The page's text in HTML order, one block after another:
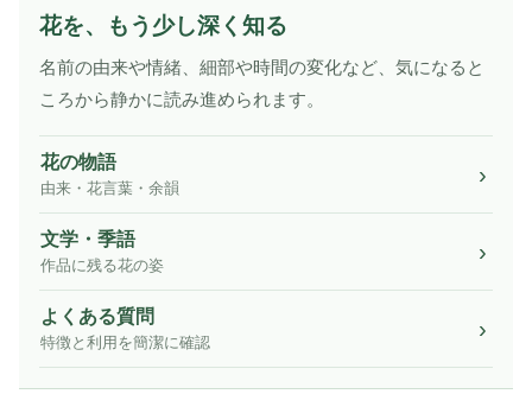
花を、もう少し深く知る
名前の由来や情緒、細部や時間の変化など、気になると
ころから静かに読み進められます。
花の物語
由来・花言葉・余韻
文学・季語
作品に残る花の姿
よくある質問
特徴と利用を簡潔に確認